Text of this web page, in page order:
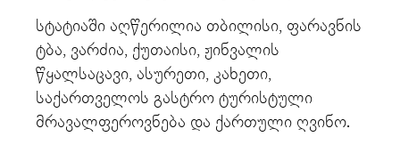
სტატიაში აღწერილია თბილისი, ფარავნის
ტბა, ვარძია, ქუთაისი, ჟინვალის
წყალსაცავი, ასურეთი, კახეთი,
საქართველოს გასტრო ტურისტული
მრავალფეროვნება და ქართული ღვინო.